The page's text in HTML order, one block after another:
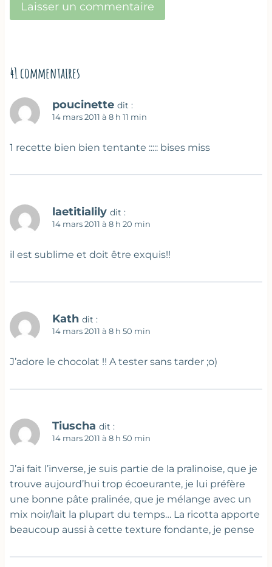
41 commentaires
poucinette dit :
14 mars 2011 à 8 h 11 min
1 recette bien bien tentante ::::: bises miss
laetitialily dit :
14 mars 2011 à 8 h 20 min
il est sublime et doit être exquis!!
Kath dit :
14 mars 2011 à 8 h 50 min
J’adore le chocolat !! A tester sans tarder ;o)
Tiuscha dit :
14 mars 2011 à 8 h 50 min
J’ai fait l’inverse, je suis partie de la pralinoise, que je
trouve aujourd’hui trop écoeurante, je lui préfère
une bonne pâte pralinée, que je mélange avec un
mix noir/lait la plupart du temps… La ricotta apporte
beaucoup aussi à cette texture fondante, je pense